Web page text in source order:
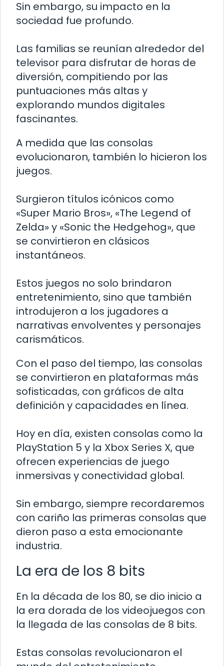
Sin embargo, su impacto en la
sociedad fue profundo.
Las familias se reunían alrededor del
televisor para disfrutar de horas de
diversión, compitiendo por las
puntuaciones más altas y
explorando mundos digitales
fascinantes.
A medida que las consolas
evolucionaron, también lo hicieron los
juegos.
Surgieron títulos icónicos como
«Super Mario Bros», «The Legend of
Zelda» y «Sonic the Hedgehog», que
se convirtieron en clásicos
instantáneos.
Estos juegos no solo brindaron
entretenimiento, sino que también
introdujeron a los jugadores a
narrativas envolventes y personajes
carismáticos.
Con el paso del tiempo, las consolas
se convirtieron en plataformas más
sofisticadas, con gráficos de alta
definición y capacidades en línea.
Hoy en día, existen consolas como la
PlayStation 5 y la Xbox Series X, que
ofrecen experiencias de juego
inmersivas y conectividad global.
Sin embargo, siempre recordaremos
con cariño las primeras consolas que
dieron paso a esta emocionante
industria.
La era de los 8 bits
En la década de los 80, se dio inicio a
la era dorada de los videojuegos con
la llegada de las consolas de 8 bits.
Estas consolas revolucionaron el